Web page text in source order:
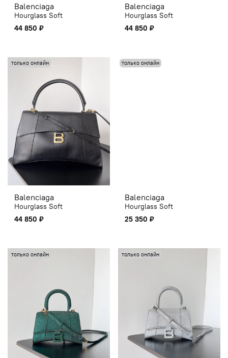
Balenciaga
Hourglass Soft
44 850 ₽
Balenciaga
Hourglass Soft
44 850 ₽
только онлайн
Balenciaga
Hourglass Soft
44 850 ₽
только онлайн
Balenciaga
Hourglass Soft
25 350 ₽
только онлайн только онлайн